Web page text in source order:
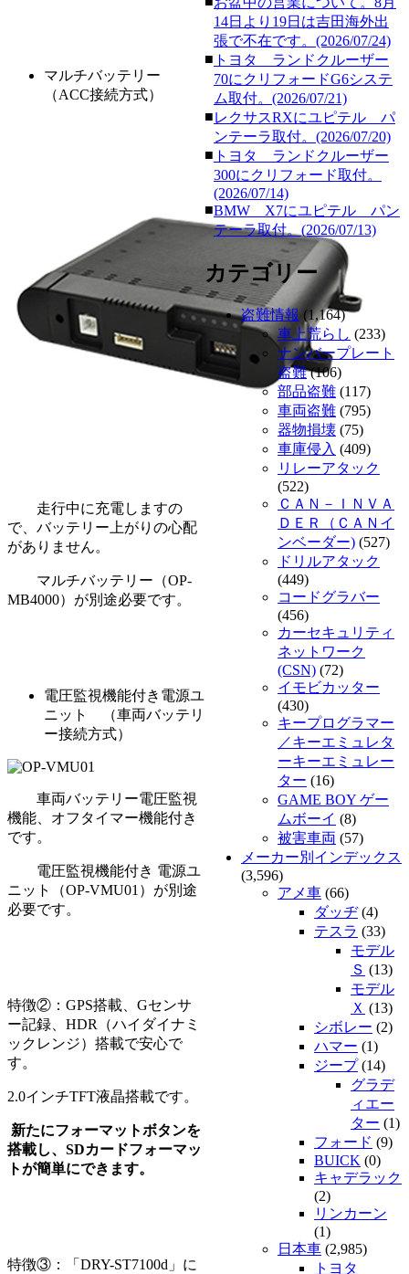
マルチバッテリー
（ACC接続方式）
走行中に充電しますの
で、バッテリー上がりの心配
がありません。
マルチバッテリー（OP-
MB4000）が別途必要です。
電圧監視機能付き電源ユ
ニット （車両バッテリ
ー接続方式）
車両バッテリー電圧監視
機能、オフタイマー機能付き
です。
電圧監視機能付き 電源ユ
ニット（OP-VMU01）が別途
必要です。
特徴②：GPS搭載、Gセンサ
ー記録、HDR（ハイダイナミ
ックレンジ）搭載で安心で
す。
2.0インチTFT液晶搭載です。
新たにフォーマットボタンを
搭載し、SDカードフォーマッ
トが簡単にできます。
特徴③：「DRY-ST7100d」に
14日より19日は吉田海外出
張で不在です。(2026/07/24)
■ トヨタ ランドクルーザー
70にクリフォードG6システ
ム取付。(2026/07/21)
■レクサスRXにユピテル パ
ンテーラ取付。(2026/07/20)
■ トヨタ ランドクルーザー
300にクリフォード取付。
(2026/07/14)
■BMW X7にユピテル パン
テーラ取付。(2026/07/13)
カテゴリー
盗難情報 (1,164)
車上荒らし (233)
ナンバープレート
盗難(106)
部品盗難 (117)
車両盗難 (795)
器物損壊 (75)
車庫侵入 (409)
リレーアタック
(522)
ＣＡＮ－ＩＮＶＡ
ＤＥＲ（ＣＡＮイ
ンベーダー) (527)
ドリルアタック
(449)
コードグラバー
(456)
カーセキュリティ
ネットワーク
(CSN) (72)
イモビカッター
(430)
キープログラマー
／キーエミュレタ
ーキーエミュレー
ター (16)
GAME BOY ゲー
ムボーイ (8)
被害車両 (57)
メーカー別インデックス
(3,596)
アメ車 (66)
ダッヂ(4)
テスラ (33)
モデル
Ｓ (13)
モデル
Ｘ (13)
シボレー (2)
ハマー (1)
ジープ(14)
グラデ
ィエー
ター (1)
フォード (9)
BUICK (0)
キャデラック
(2)
リンカーン
(1)
日本車 (2,985)
トヨタ